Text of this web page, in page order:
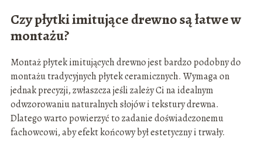
Czy płytki imitujące drewno są łatwe w
montażu?
Montaż płytek imitujących drewno jest bardzo podobny do
montażu tradycyjnych płytek ceramicznych. Wymaga on
jednak precyzji, zwłaszcza jeśli zależy Ci na idealnym
odwzorowaniu naturalnych słojów i tekstury drewna.
Dlatego warto powierzyć to zadanie doświadczonemu
fachowcowi, aby efekt końcowy był estetyczny i trwały.